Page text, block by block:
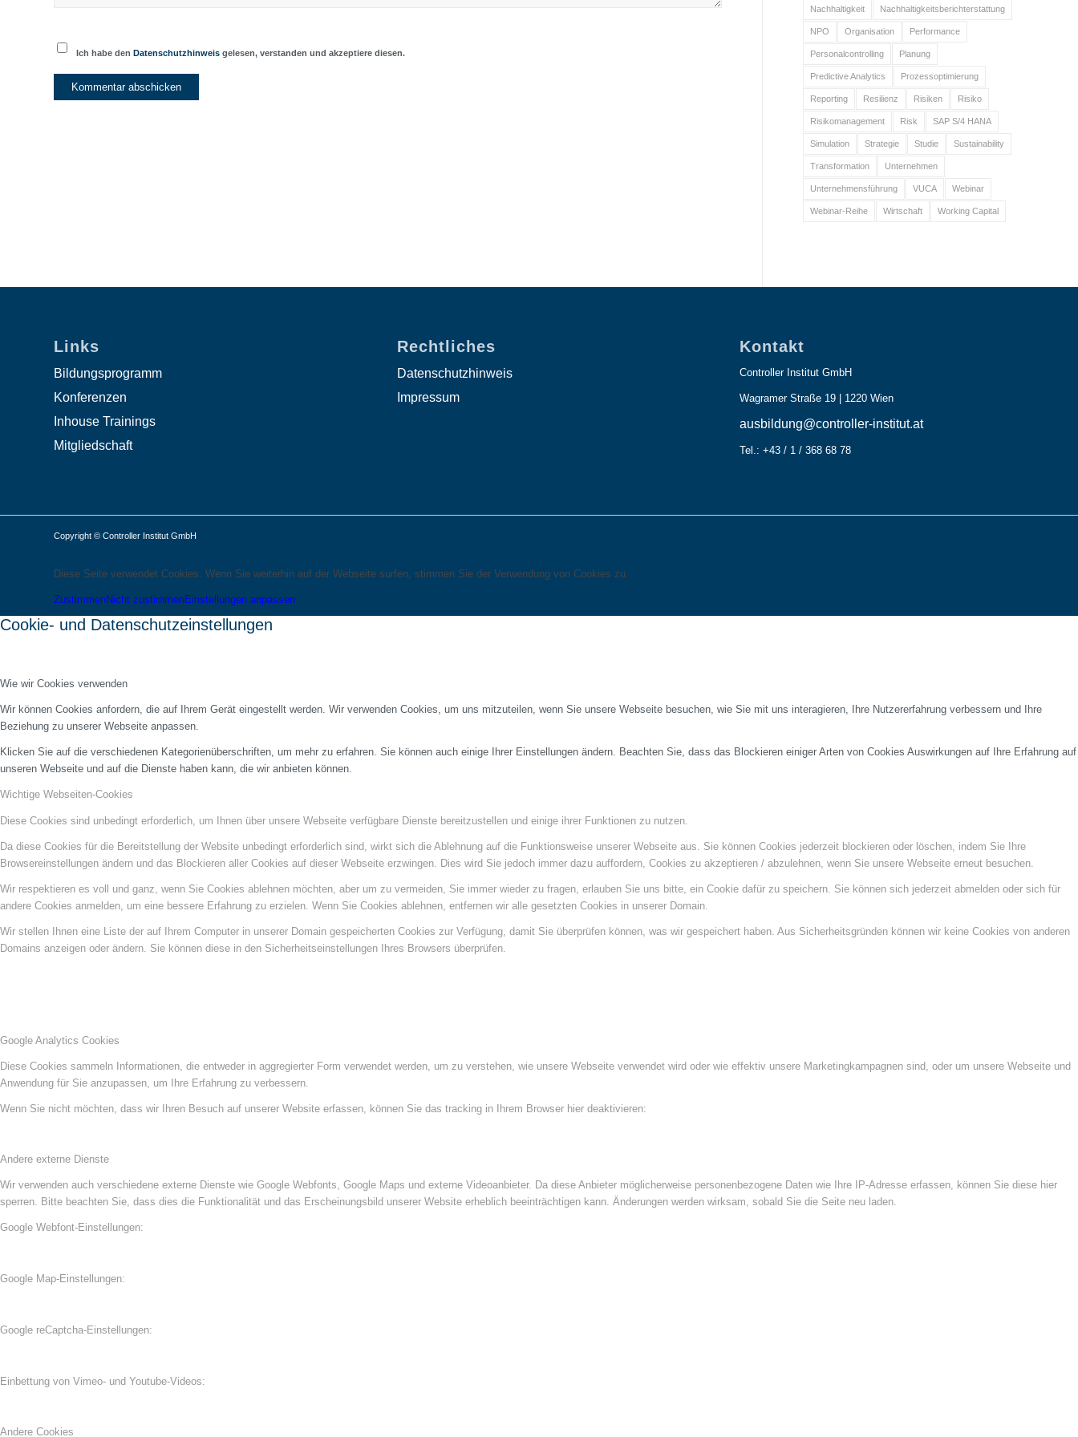
Ich habe den Datenschutzhinweisgelesen, verstanden und akzeptiere diesen.
Nachhaltigkeit Nachhaltigkeitsberichterstattung
NPO Organisation Performance
Personalcontrolling Planung
Predictive Analytics Prozessoptimierung
Reporting Resilienz Risiken Risiko
Risikomanagement Risk SAP S/4 HANA
Simulation Strategie Studie Sustainability
Transformation Unternehmen
Unternehmensführung VUCA Webinar
Webinar-Reihe Wirtschaft Working Capital
Links
Bildungsprogramm
Konferenzen
Inhouse Trainings
Mitgliedschaft
Rechtliches
Datenschutzhinweis
Impressum
Kontakt
Controller Institut GmbH
Wagramer Straße 19 | 1220 Wien
ausbildung@controller-institut.at
Tel.: +43 / 1 / 368 68 78
Copyright © Controller Institut GmbH
Diese Seite verwendet Cookies. Wenn Sie weiterhin auf der Webseite surfen, stimmen Sie der Verwendung von Cookies zu.
ZustimmenNicht zustimmenEinstellungen anpassen
Cookie- und Datenschutzeinstellungen
Wie wir Cookies verwenden
Wir können Cookies anfordern, die auf Ihrem Gerät eingestellt werden. Wir verwenden Cookies, um uns mitzuteilen, wenn Sie unsere Webseite besuchen, wie Sie mit uns interagieren, Ihre Nutzererfahrung verbessern und Ihre
Beziehung zu unserer Webseite anpassen.
Klicken Sie auf die verschiedenen Kategorienüberschriften, um mehr zu erfahren. Sie können auch einige Ihrer Einstellungen ändern. Beachten Sie, dass das Blockieren einiger Arten von Cookies Auswirkungen auf Ihre Erfahrung auf
unseren Webseite und auf die Dienste haben kann, die wir anbieten können.
Wichtige Webseiten-Cookies
Diese Cookies sind unbedingt erforderlich, um Ihnen über unsere Webseite verfügbare Dienste bereitzustellen und einige ihrer Funktionen zu nutzen.
Da diese Cookies für die Bereitstellung der Website unbedingt erforderlich sind, wirkt sich die Ablehnung auf die Funktionsweise unserer Webseite aus. Sie können Cookies jederzeit blockieren oder löschen, indem Sie Ihre
Browsereinstellungen ändern und das Blockieren aller Cookies auf dieser Webseite erzwingen. Dies wird Sie jedoch immer dazu auffordern, Cookies zu akzeptieren / abzulehnen, wenn Sie unsere Webseite erneut besuchen.
Wir respektieren es voll und ganz, wenn Sie Cookies ablehnen möchten, aber um zu vermeiden, Sie immer wieder zu fragen, erlauben Sie uns bitte, ein Cookie dafür zu speichern. Sie können sich jederzeit abmelden oder sich für
andere Cookies anmelden, um eine bessere Erfahrung zu erzielen. Wenn Sie Cookies ablehnen, entfernen wir alle gesetzten Cookies in unserer Domain.
Wir stellen Ihnen eine Liste der auf Ihrem Computer in unserer Domain gespeicherten Cookies zur Verfügung, damit Sie überprüfen können, was wir gespeichert haben. Aus Sicherheitsgründen können wir keine Cookies von anderen
Domains anzeigen oder ändern. Sie können diese in den Sicherheitseinstellungen Ihres Browsers überprüfen.
Google Analytics Cookies
Diese Cookies sammeln Informationen, die entweder in aggregierter Form verwendet werden, um zu verstehen, wie unsere Webseite verwendet wird oder wie effektiv unsere Marketingkampagnen sind, oder um unsere Webseite und
Anwendung für Sie anzupassen, um Ihre Erfahrung zu verbessern.
Wenn Sie nicht möchten, dass wir Ihren Besuch auf unserer Website erfassen, können Sie das tracking in Ihrem Browser hier deaktivieren:
Andere externe Dienste
Wir verwenden auch verschiedene externe Dienste wie Google Webfonts, Google Maps und externe Videoanbieter. Da diese Anbieter möglicherweise personenbezogene Daten wie Ihre IP-Adresse erfassen, können Sie diese hier
sperren. Bitte beachten Sie, dass dies die Funktionalität und das Erscheinungsbild unserer Website erheblich beeinträchtigen kann. Änderungen werden wirksam, sobald Sie die Seite neu laden.
Google Webfont-Einstellungen:
Google Map-Einstellungen:
Google reCaptcha-Einstellungen:
Einbettung von Vimeo- und Youtube-Videos:
Andere Cookies